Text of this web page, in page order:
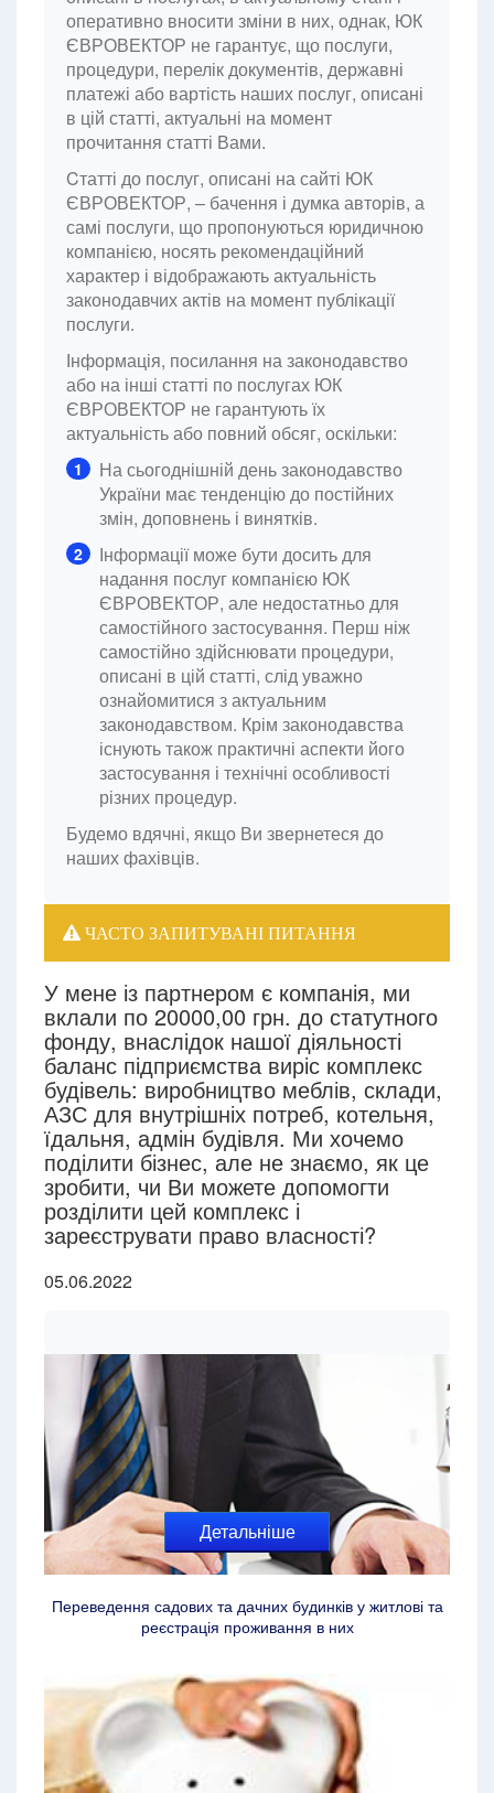
оперативно вносити зміни в них, однак, ЮК
ЄВРОВЕКТОР не гарантує, що послуги,
процедури, перелік документів, державні
платежі або вартість наших послуг, описані
в цій статті, актуальні на момент
прочитання статті Вами.
Cтатті до послуг, описані на сайті ЮК
ЄВРОВЕКТОР, – бачення і думка авторів, а
самі послуги, що пропонуються юридичною
компанією, носять рекомендаційний
характер і відображають актуальність
законодавчих актів на момент публікації
послуги.
Інформація, посилання на законодавство
або на інші статті по послугах ЮК
ЄВРОВЕКТОР не гарантують їх
актуальність або повний обсяг, оскільки:
1
На сьогоднішній день законодавство
України має тенденцію до постійних
змін, доповнень і винятків.
2
Інформації може бути досить для
надання послуг компанією ЮК
ЄВРОВЕКТОР, але недостатньо для
самостійного застосування. Перш ніж
самостійно здійснювати процедури,
описані в цій статті, слід уважно
ознайомитися з актуальним
законодавством. Крім законодавства
існують також практичні аспекти його
застосування і технічні особливості
різних процедур.
Будемо вдячні, якщо Ви звернетеся до
наших фахівців.
ЧАСТО ЗАПИТУВАНІ ПИТАННЯ
У мене із партнером є компанія, ми
вклали по 20000,00 грн. до статутного
фонду, внаслідок нашої діяльності
баланс підприємства виріс комплекс
будівель: виробництво меблів, склади,
АЗС для внутрішніх потреб, котельня,
їдальня, адмін будівля. Ми хочемо
поділити бізнес, але не знаємо, як це
зробити, чи Ви можете допомогти
розділити цей комплекс і
зареєструвати право власності?
05.06.2022
Детальніше
Переведення садових та дачних будинків у житлові та
реєстрація проживання в них